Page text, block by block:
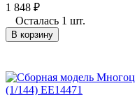
1 848 ₽
Осталась 1 шт.
В корзину